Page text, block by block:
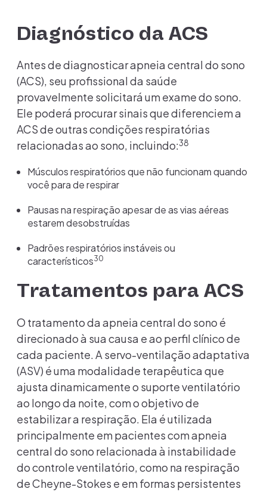
Diagnóstico da ACS
Antes de diagnosticar apneia central do sono
(ACS), seu profissional da saúde
provavelmente solicitará um exame do sono.
Ele poderá procurar sinais que diferenciem a
ACS de outras condições respiratórias
relacionadas ao sono, incluindo:38
Músculos respiratórios que não funcionam quando
você para de respirar
Pausas na respiração apesar de as vias aéreas
estarem desobstruídas
Padrões respiratórios instáveis ou
característicos30
Tratamentos para ACS
O tratamento da apneia central do sono é
direcionado à sua causa e ao perfil clínico de
cada paciente. A servo-ventilação adaptativa
(ASV) é uma modalidade terapêutica que
ajusta dinamicamente o suporte ventilatório
ao longo da noite, com o objetivo de
estabilizar a respiração. Ela é utilizada
principalmente em pacientes com apneia
central do sono relacionada à instabilidade
do controle ventilatório, como na respiração
de Cheyne-Stokes e em formas persistentes